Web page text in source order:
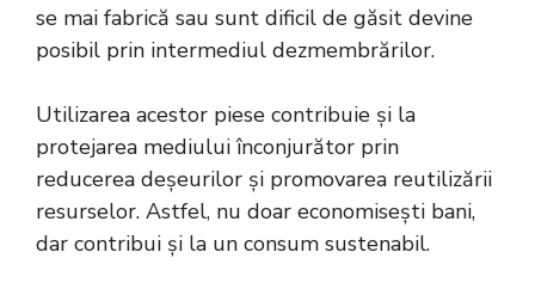
se mai fabrică sau sunt dificil de găsit devine
posibil prin intermediul dezmembrărilor.
Utilizarea acestor piese contribuie și la
protejarea mediului înconjurător prin
reducerea deșeurilor și promovarea reutilizării
resurselor. Astfel, nu doar economisești bani,
dar contribui și la un consum sustenabil.